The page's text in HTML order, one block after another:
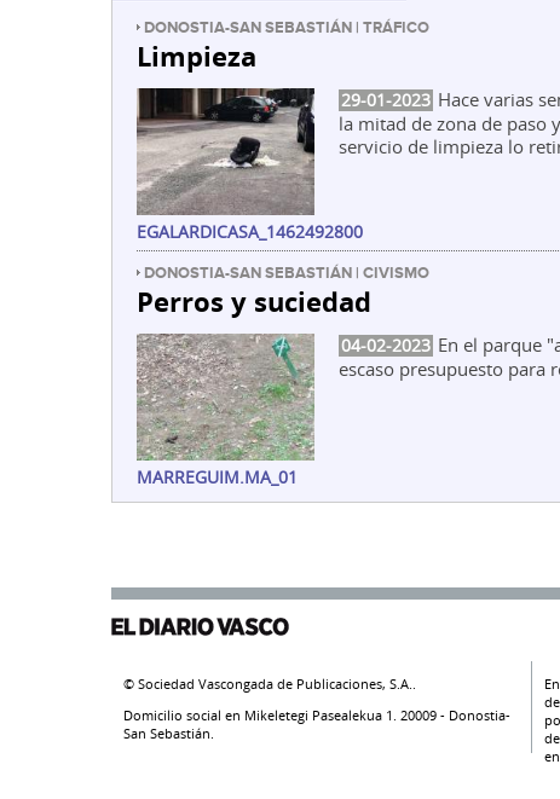
DONOSTIA-SAN SEBASTIÁN | TRÁFICO
Limpieza
29-01-2023 Hace varias
la mitad de zona de paso
servicio de limpieza lo
EGALARDICASA_1462492800
DONOSTIA-SAN SEBASTIÁN | CIVISMO
Perros y suciedad
04-02-2023 En el parque
escaso presupuesto para
MARREGUIM.MA_01
© Sociedad Vascongada de Publicaciones, S.A..
Domicilio social en Mikeletegi Pasealekua 1. 20009 - Donostia-
San Sebastián.